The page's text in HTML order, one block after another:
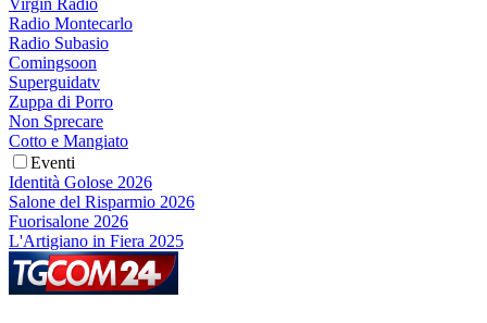
Radio Montecarlo
Radio Subasio
Comingsoon
Superguidatv
Zuppa di Porro
Non Sprecare
Cotto e Mangiato
Eventi
Identità Golose 2026
Salone del Risparmio 2026
Fuorisalone 2026
L'Artigiano in Fiera 2025